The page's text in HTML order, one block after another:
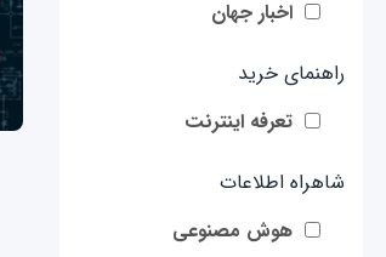
اخبار جهان
راهنمای خرید
تعرفه اینترنت
شاهراه اطلاعات
هوش مصنوعی